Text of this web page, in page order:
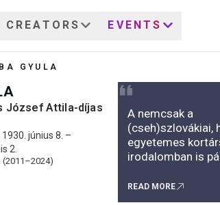
CREATORS EVENTS
GYULA
József Attila-díjas
június 8. –
2.
A nemcsak a
(cseh)szlovákiai,
egyetemes
irodalomban is
a több mint
számláló Duba
READ MORE